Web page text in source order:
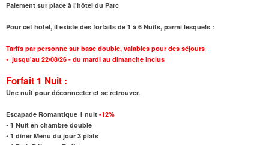
Paiement sur place à l'hôtel du Parc
Pour cet hôtel, il existe des forfaits de 1 à 6 Nuits, parmi lesquels :
Tarifs par personne sur base double, valables pour des séjours
• jusqu'au 22/08/26 - du mardi au dimanche inclus
Forfait 1 Nuit :
Une nuit pour déconnecter et se retrouver.
Escapade Romantique 1 nuit -12%
• 1 Nuit en chambre double
• 1 diner Menu du jour 3 plats